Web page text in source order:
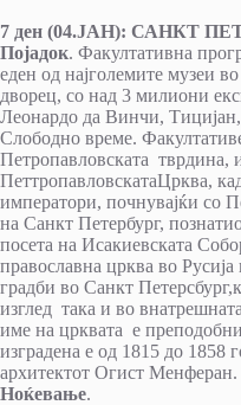
7 ден (04.ЈАН): САНКТ
Појадок. Факултативна
еден од најголемите музеи
дворец, со над 3 милиони
Леонардо да Винчи,
Слободно време.
Петропавловската тврдина,
ПеттропавловскатаЦрква,
императори, почнувајќи со
на Санкт Петербург,
посета на Исакиевската
православна црква во Русија
градби во Санкт
изглед така и во
име на црквата е
изградена е од 1815 до 1858
архитектот Огист
Ноќевање.